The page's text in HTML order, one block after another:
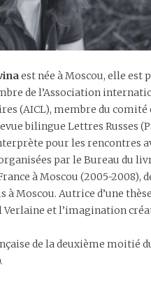
est née à Moscou, elle est
de l’Association
(AICL), membre du comité
bilingue Lettres Russes
pour les rencontres
par le Bureau du
à Moscou (2005-2008),
à Moscou. Autrice d’une
Verlaine et l’imagination
de la deuxième moitié